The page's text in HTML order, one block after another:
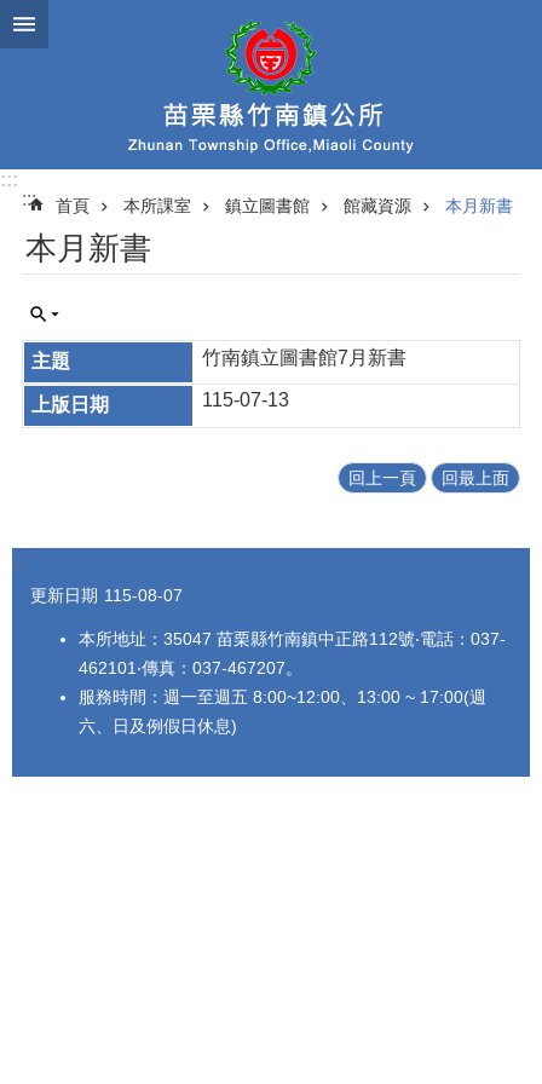
跳到主要內容區塊
:::
:::
首頁 本所課室 鎮立圖書館 館藏資源 本月新書
本月新書
竹南鎮立圖書館7月新書
115-07-13
回上一頁 回最上面
:::
更新日期 115-08-07
本所地址：35047 苗栗縣竹南鎮中正路112號‧電話：037-
462101‧傳真：037-467207。
服務時間：週一至週五 8:00~12:00、13:00 ~ 17:00(週
六、日及例假日休息)